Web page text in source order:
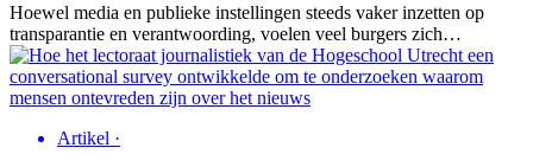
Hoewel media en publieke instellingen steeds vaker inzetten op
transparantie en verantwoording, voelen veel burgers zich…
Artikel ·